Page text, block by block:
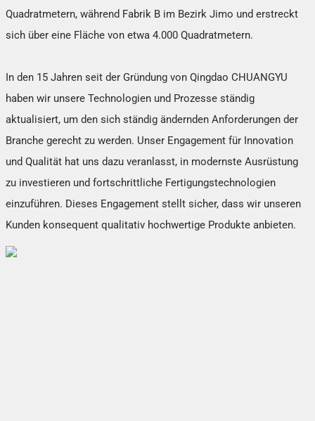
Quadratmetern, während Fabrik B im Bezirk Jimo und erstreckt
sich über eine Fläche von etwa 4.000 Quadratmetern.
In den 15 Jahren seit der Gründung von Qingdao CHUANGYU
haben wir unsere Technologien und Prozesse ständig
aktualisiert, um den sich ständig ändernden Anforderungen der
Branche gerecht zu werden. Unser Engagement für Innovation
und Qualität hat uns dazu veranlasst, in modernste Ausrüstung
zu investieren und fortschrittliche Fertigungstechnologien
einzuführen. Dieses Engagement stellt sicher, dass wir unseren
Kunden konsequent qualitativ hochwertige Produkte anbieten.